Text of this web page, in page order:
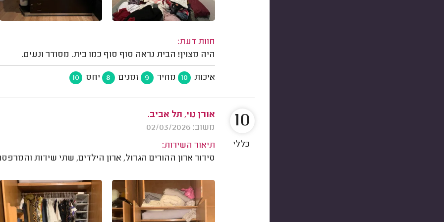
חוות דעת:
היה מצוין! הבית נראה סוף סוף כמו בית. מסודר ונעים.
איכות 10 מחיר 9 זמנים 8 יחס 10
אורן נוי, תל אביב.
משוב: 02/03/2026
תיאור השירות:
סידור ארון ההורים הגדול, ארון הילדים, שתי שידות
10
כללי